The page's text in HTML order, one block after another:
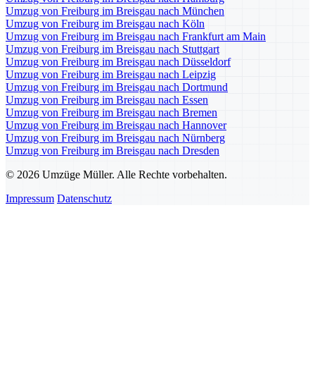
Umzug von Freiburg im Breisgau nach München
Umzug von Freiburg im Breisgau nach Köln
Umzug von Freiburg im Breisgau nach Frankfurt am Main
Umzug von Freiburg im Breisgau nach Stuttgart
Umzug von Freiburg im Breisgau nach Düsseldorf
Umzug von Freiburg im Breisgau nach Leipzig
Umzug von Freiburg im Breisgau nach Dortmund
Umzug von Freiburg im Breisgau nach Essen
Umzug von Freiburg im Breisgau nach Bremen
Umzug von Freiburg im Breisgau nach Hannover
Umzug von Freiburg im Breisgau nach Nürnberg
Umzug von Freiburg im Breisgau nach Dresden
© 2026 Umzüge Müller. Alle Rechte vorbehalten.
Impressum Datenschutz